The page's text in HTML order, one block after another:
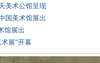
美术公馆呈现
国美术馆展出
馆展出
展”开幕